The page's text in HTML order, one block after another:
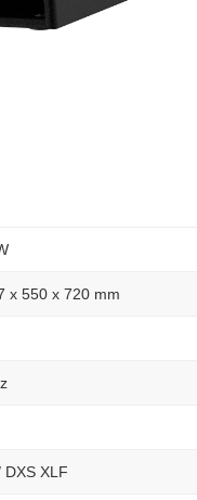
x 550 x 720 mm
DXS XLF